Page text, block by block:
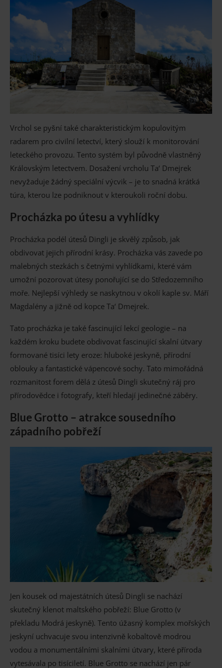
Vrchol se pyšní také charakteristickým kopulovitým
radarem pro civilní letectví, který slouží k monitorování
leteckého provozu. Tento systém byl původně vlastněný
Královským letectvem. Dosažení vrcholu Ta‘ Dmejrek
nevyžaduje žádný speciální výcvik – je to snadná krátká
túra, kterou lze podniknout v kteroukoli roční dobu.
Procházka po útesu a vyhlídky
Procházka podél útesů Dingli je skvělý způsob, jak
obdivovat jejich přírodní krásy. Procházka vás zavede po
malebných stezkách s četnými vyhlídkami, které vám
umožní pozorovat útesy ponořující se do Středozemního
moře. Nejlepší výhledy se naskytnou v okolí kaple sv. Máří
Magdalény a jižně od kopce Ta‘ Dmejrek.
Tato procházka je také fascinující lekcí geologie – na
každém kroku budete obdivovat fascinující skalní útvary
formované tisíci lety eroze: hluboké jeskyně, přírodní
oblouky a fantastické vápencové sochy. Tato mimořádná
rozmanitost forem dělá z útesů Dingli skutečný ráj pro
přírodovědce i fotografy, kteří hledají jedinečné záběry.
Blue Grotto – atrakce sousedního
západního pobřeží
Jen kousek od majestátních útesů Dingli se nachází
skutečný klenot maltského pobřeží: Blue Grotto (v
překladu Modrá jeskyně). Tento úžasný komplex mořských
jeskyní uchvacuje svou intenzivně kobaltově modrou
vodou a monumentálními skalními útvary, které příroda
vytesávala po tisíciletí. Blue Grotto se nachází jen pár